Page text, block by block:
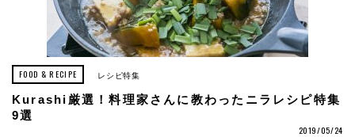
FOOD & RECIPE レシピ特集
Kurashi厳選！料理家さんに教わったニラレシピ特集
9選
2019/05/24